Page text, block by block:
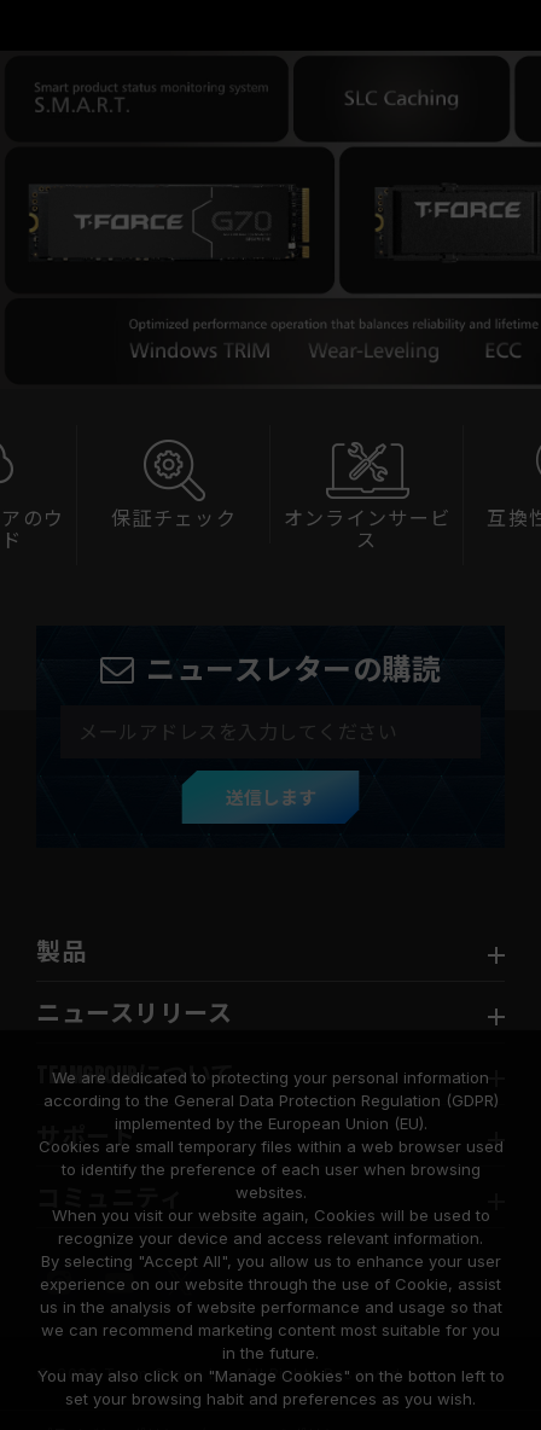
のウ
保証チェック
オンラインサービ
ス
互換
ニュースレターの購読
送信します
製品
ニュースリリース
TEAMGROUPについて
サポート
© 2026 Team Group Inc. All Rights Reserved.
We are dedicated to protecting your personal information
according to the General Data Protection Regulation (GDPR)
implemented by the European Union (EU).
Cookies are small temporary files within a web browser used
to identify the preference of each user when browsing
websites.
When you visit our website again, Cookies will be used to
recognize your device and access relevant information.
By selecting "Accept All", you allow us to enhance your user
experience on our website through the use of Cookie, assist
us in the analysis of website performance and usage so that
we can recommend marketing content most suitable for you
in the future.
You may also click on "Manage Cookies" on the botton left to
set your browsing habit and preferences as you wish.